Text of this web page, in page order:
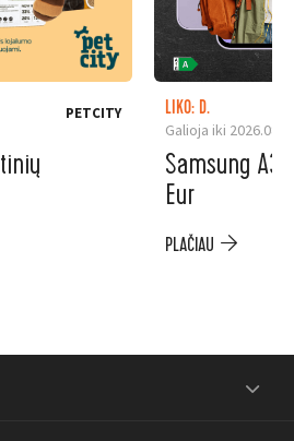
PETCITY
LIKO: D.
Galioja iki
Samsung
Eur
PLAČIAU